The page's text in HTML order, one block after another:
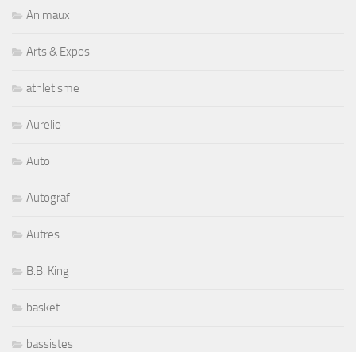
Animaux
Arts & Expos
athletisme
Aurelio
Auto
Autograf
Autres
B.B. King
basket
bassistes